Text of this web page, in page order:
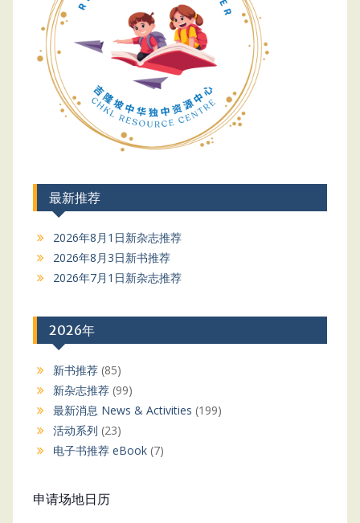
最新推荐
2026年8月1日新杂志推荐
2026年8月3日新书推荐
2026年7月1日新杂志推荐
2026年
新书推荐(85)
新杂志推荐(99)
最新消息 News & Activities (199)
活动系列 (23)
电子书推荐 eBook(7)
申请场地日历